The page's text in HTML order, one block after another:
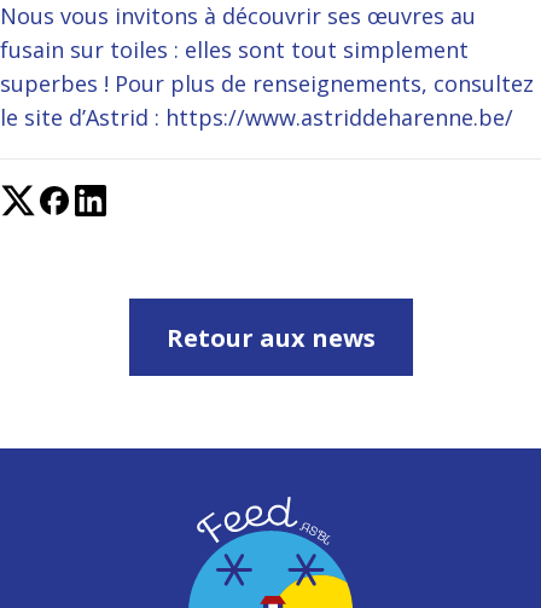
Nous vous invitons à découvrir ses œuvres au
fusain sur toiles : elles sont tout simplement
superbes ! Pour plus de renseignements, consultez
le site d’Astrid : https://www.astriddeharenne.be/
Retour aux news